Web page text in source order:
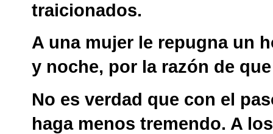
traicionados.
A una mujer le repugna un
y noche, por la razón de
No es verdad que con el
haga menos tremendo. A